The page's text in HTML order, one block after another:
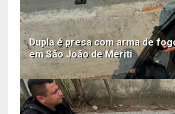
Dupla é presa com arma de
em São João de Meriti